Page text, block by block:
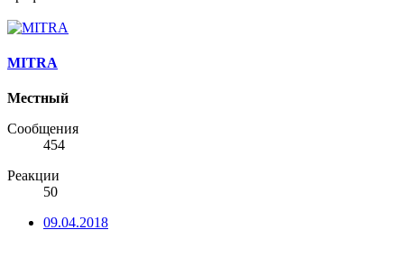
MITRA
Местный
Сообщения
454
Реакции
50
09.04.2018